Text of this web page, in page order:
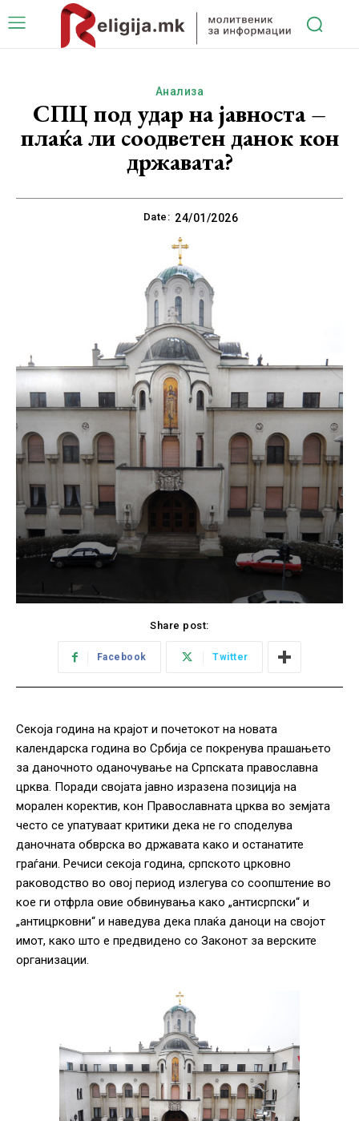
Анализа
СПЦ под удар на јавноста –
плаќа ли соодветен данок кон
државата?
Date: 24/01/2026
Share post:
Facebook Twitter
Секоја година на крајот и почетокот на новата
календарска година во Србија се покренува прашањето
за даночното оданочување на Српската православна
црква. Поради својата јавно изразена позиција на
морален коректив, кон Православната црква во земјата
често се упатуваат критики дека не го споделува
даночната обврска во државата како и останатите
граѓани. Речиси секоја година, српското црковно
раководство во овој период излегува со соопштение во
кое ги отфрла овие обвинувања како „антисрпски“ и
„антицрковни“ и наведува дека плаќа даноци на својот
имот, како што е предвидено со Законот за верските
организации.